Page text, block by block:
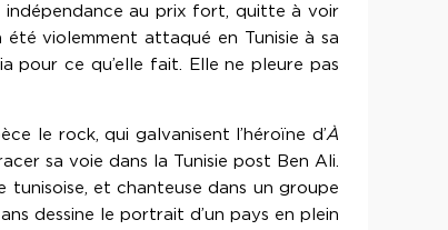
indépendance au prix fort, quitte à voir
violemment attaqué en Tunisie à sa
pour ce qu’elle fait. Elle ne pleure pas
le rock, qui galvanisent l’héroïne d’À
sa voie dans la Tunisie post Ben Ali.
et chanteuse dans un groupe
dessine le portrait d’un pays en plein